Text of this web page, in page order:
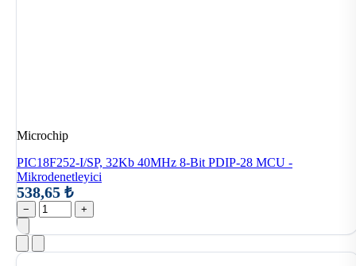
Microchip
PIC18F252-I/SP, 32Kb 40MHz 8-Bit PDIP-28 MCU -
Mikrodenetleyici
538,65 ₺
− +